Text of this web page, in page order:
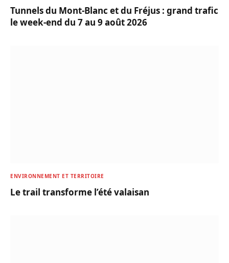
Tunnels du Mont-Blanc et du Fréjus : grand trafic
le week-end du 7 au 9 août 2026
ENVIRONNEMENT ET TERRITOIRE
Le trail transforme l’été valaisan